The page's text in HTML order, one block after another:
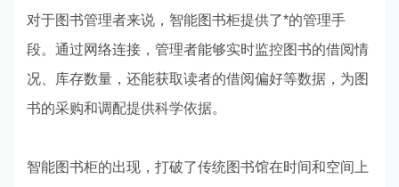
对于图书管理者来说，智能图书柜提供了*的管理手
段。通过网络连接，管理者能够实时监控图书的借阅情
况、库存数量，还能获取读者的借阅偏好等数据，为图
书的采购和调配提供科学依据。
智能图书柜的出现，打破了传统图书馆在时间和空间上